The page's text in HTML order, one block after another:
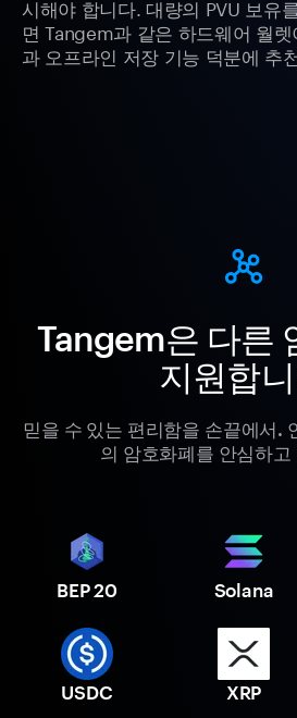
시해야 합니다. 대량의 PVU 보유
면 Tangem과 같은 하드웨어 월
과 오프라인 저장 기능 덕분에 추
Tangem은 다른
지원합
믿을 수 있는 편리함을 손끝에서.
의 암호화폐를 안심하고
BEP 20 Solana
USDC XRP